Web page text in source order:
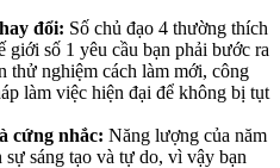
đổi: Số chủ đạo 4 thường thích
giới số 1 yêu cầu bạn phải bước ra
thử nghiệm cách làm mới, công
làm việc hiện đại để không bị tụt
cứng nhắc: Năng lượng của năm
sáng tạo và tự do, vì vậy bạn